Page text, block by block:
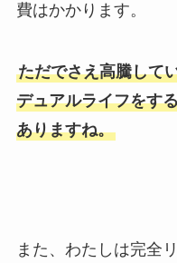
費はかかります。
ただでさえ高騰して
デュアルライフをす
ありますね。
また、わたしは完全